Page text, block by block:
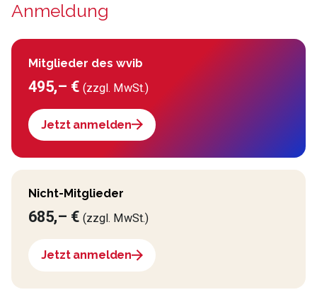
Anmeldung
Mitglieder des wvib
495,– €(zzgl. MwSt.)
Jetzt anmelden
Nicht-Mitglieder
685,– €(zzgl. MwSt.)
Jetzt anmelden